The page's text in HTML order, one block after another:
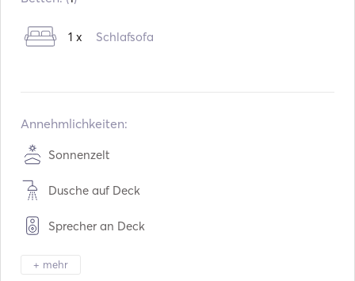
Wassermenge:50 L
1 x Schlafsofa
Annehmlichkeiten:
Sonnenzelt
Dusche auf Deck
Sprecher an Deck
Fackel Licht
+ mehr